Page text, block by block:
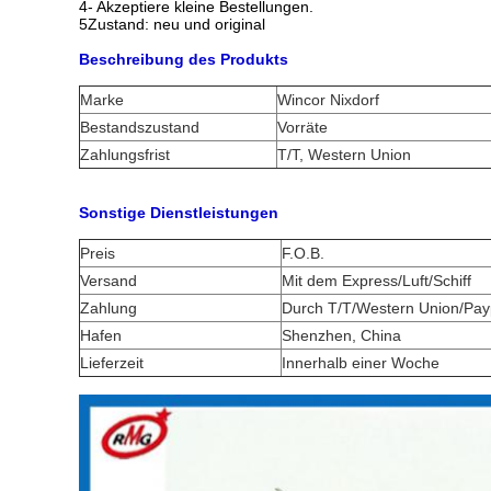
4- Akzeptiere kleine Bestellungen.
5Zustand: neu und original
Beschreibung des Produkts
Marke
Wincor Nixdorf
Bestandszustand
Vorräte
Zahlungsfrist
T/T, Western Union
Sonstige Dienstleistungen
Preis
F.O.B.
Versand
Mit dem Express/Luft/Schiff
Zahlung
Durch T/T/Western Union/
Hafen
Shenzhen, China
Lieferzeit
Innerhalb einer Woche